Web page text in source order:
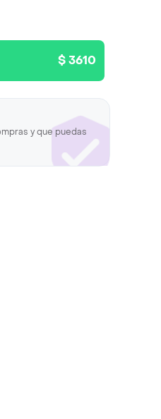
$ 3610
y que puedas